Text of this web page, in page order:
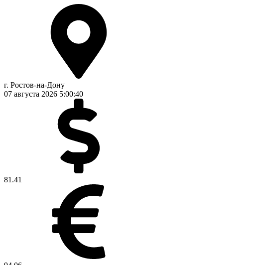
г. Ростов-на-Дону
07 августа 2026 5:00:40
81.41